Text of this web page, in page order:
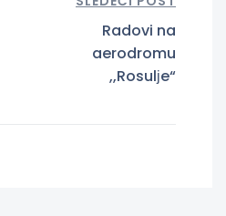
Radovi na
aerodromu
,,Rosulјe“